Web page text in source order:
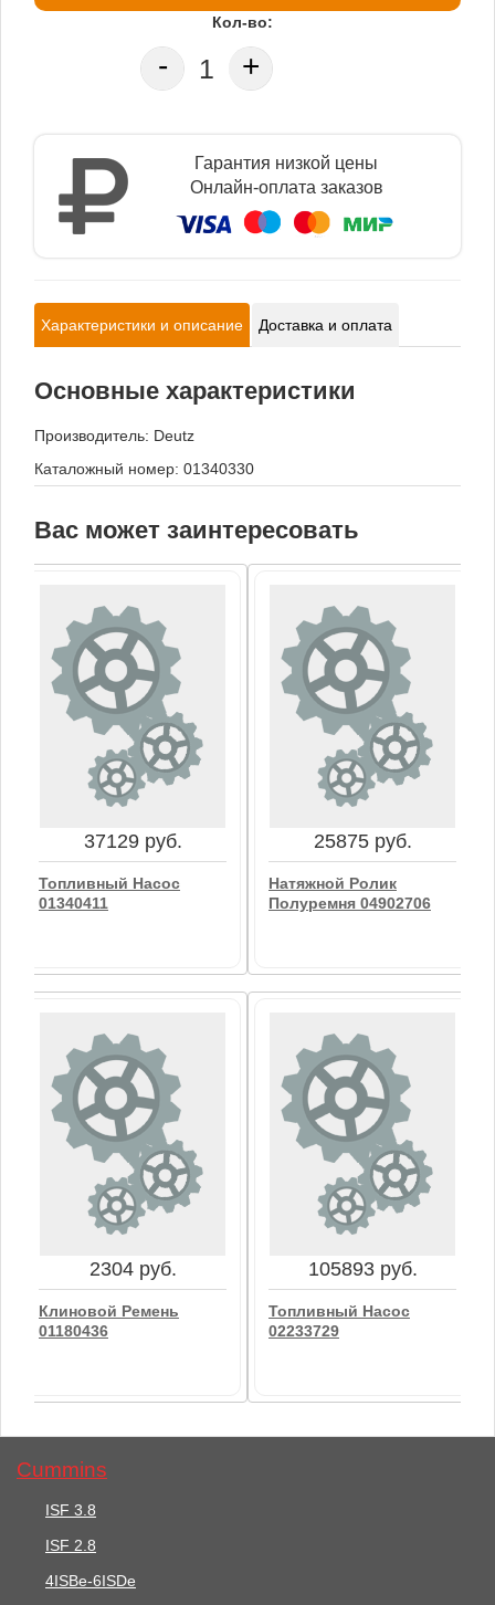
Кол-во:
- +
Гарантия низкой цены
Онлайн-оплата заказов
Характеристики и описание Доставка и оплата
Основные характеристики
Производитель: Deutz
Каталожный номер: 01340330
Вас может заинтересовать
37129 руб.
Топливный Насос
01340411
37129 руб.
Топливный Насос
01340411
В корзину
25875 руб.
Натяжной Ролик
Полуремня 04902706
25875 руб.
Натяжной Ролик
Полуремня 04902706
В корзину
2304 руб.
Клиновой Ремень
01180436
2304 руб.
105893 руб.
Топливный Насос
02233729
Cummins
ISF 3.8
ISF 2.8
4ISBe-6ISDe